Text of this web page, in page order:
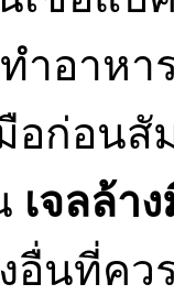
ำอาห
อก่อน
เจลล้า
อื่นที่ค